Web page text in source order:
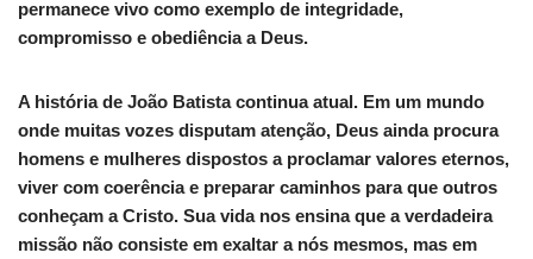
permanece vivo como exemplo de integridade,
compromisso e obediência a Deus.
A história de João Batista continua atual. Em um mundo
onde muitas vozes disputam atenção, Deus ainda procura
homens e mulheres dispostos a proclamar valores eternos,
viver com coerência e preparar caminhos para que outros
conheçam a Cristo. Sua vida nos ensina que a verdadeira
missão não consiste em exaltar a nós mesmos, mas em